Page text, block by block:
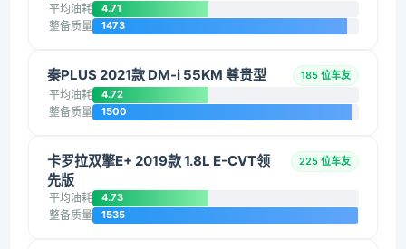
平均油耗 4.71
整备质量 1473
秦PLUS 2021款 DM-i 55KM 尊贵型 185 位车友
平均油耗 4.72
整备质量 1500
卡罗拉双擎E+ 2019款 1.8L E-CVT领
先版
225 位车友
平均油耗 4.73
整备质量 1535